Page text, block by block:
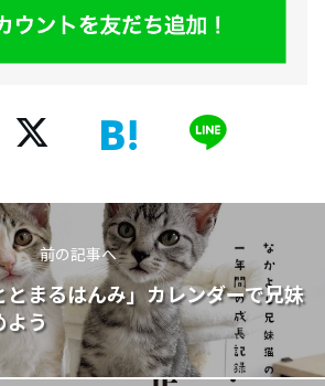
前の記事へ
まるはんみ」カレンダーで兄妹
よう